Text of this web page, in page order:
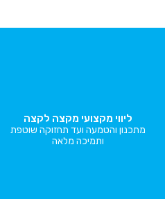
ליווי מקצועי מקצה לקצה
מתכנון והטמעה ועד תחזוקה שוטפת
ותמיכה מלאה